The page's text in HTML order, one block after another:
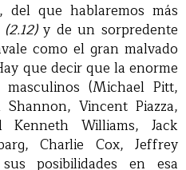
que hablaremos más
y de un sorpredente
como el gran malvado
que decir que la enorme
(Michael Pitt,
Vincent Piazza,
Kenneth Williams, Jack
Charlie Cox, Jeffrey
posibilidades en esa